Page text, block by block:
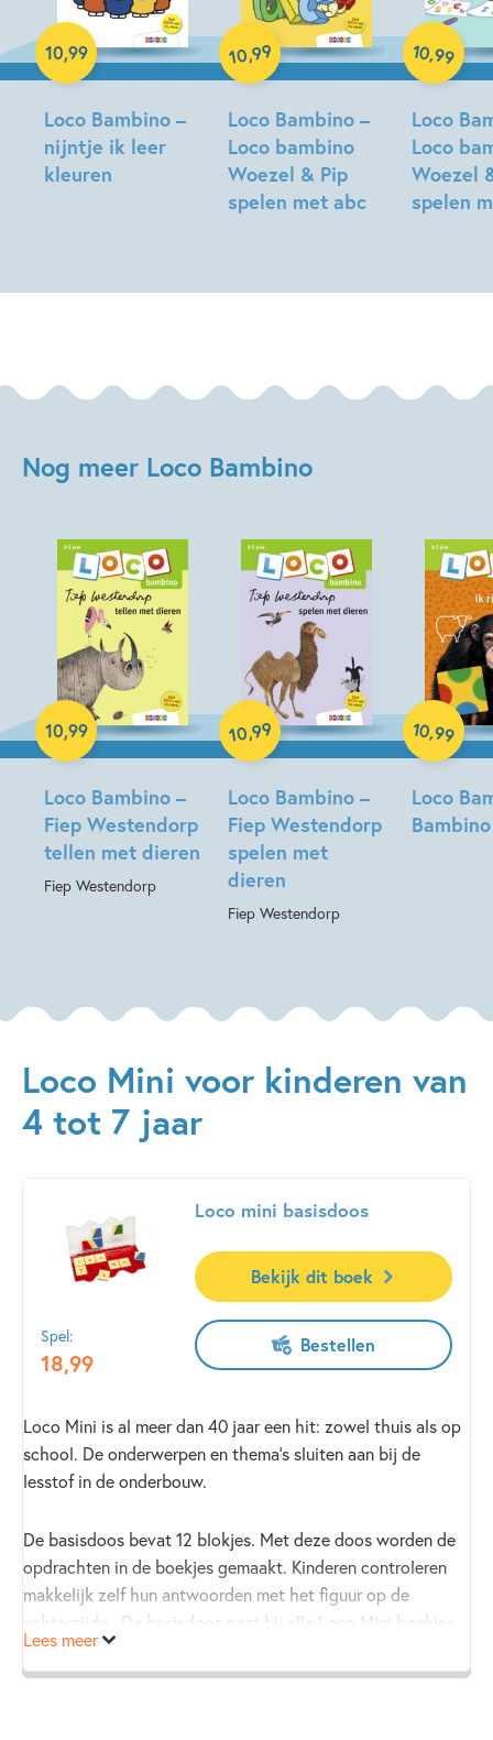
Loco Bambino –
nijntje ik leer
kleuren
10,99
Paperback
Loco Bambino –
Loco bambino
Woezel & Pip
spelen met abc
10,99
Paperback
Loco
Loco
Woezel
spelen
10,99
Paperback
Nog meer Loco Bambino
Loco Bambino –
Fiep Westendorp
tellen met dieren
Fiep Westendorp
10,99
Paperback
Loco Bambino –
Fiep Westendorp
spelen met
dieren
Fiep Westendorp
10,99
Paperback
Loco
10,99
Paperback
Loco Mini voor kinderen van
4 tot 7 jaar
Spel:
18,99
Loco mini basisdoos
Bekijk dit boek
Bestellen
Loco Mini is al meer dan 40 jaar een hit: zowel thuis als op
school. De onderwerpen en thema’s sluiten aan bij de
lesstof in de onderbouw.
De basisdoos bevat 12 blokjes. Met deze doos worden de
opdrachten in de boekjes gemaakt. Kinderen controleren
makkelijk zelf hun antwoorden met het figuur op de
achterzijde. De basisdoos past bij alle Loco Mini boekjes.
Eindeloos speel- en oefenplezier is dus verzekerd!
Lees meer